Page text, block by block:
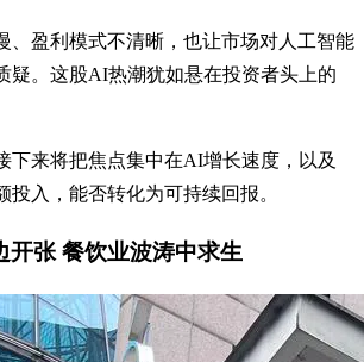
、盈利模式不清晰，也让市场对人工智能
疑。这股AI热潮犹如悬在投资者头上的
下来将把焦点集中在AI增长速度，以及
投入，能否转化为可持续回报。
开张 餐饮业波涛中求生